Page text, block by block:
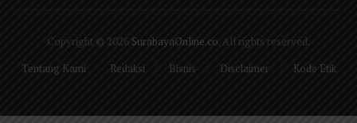
Copyright © 2026 SurabayaOnline.co . All rights reserved.
Tentang Kami
Redaksi Bisnis Disclaimer Kode Etik